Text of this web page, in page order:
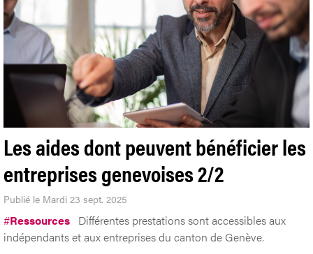
Les aides dont peuvent bénéficier les
entreprises genevoises 2/2
Publié le Mardi 23 sept. 2025
#Ressources Différentes prestations sont accessibles aux
indépendants et aux entreprises du canton de Genève.